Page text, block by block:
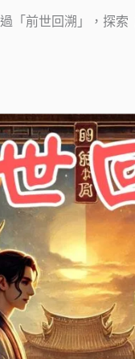
「前世回溯」，探